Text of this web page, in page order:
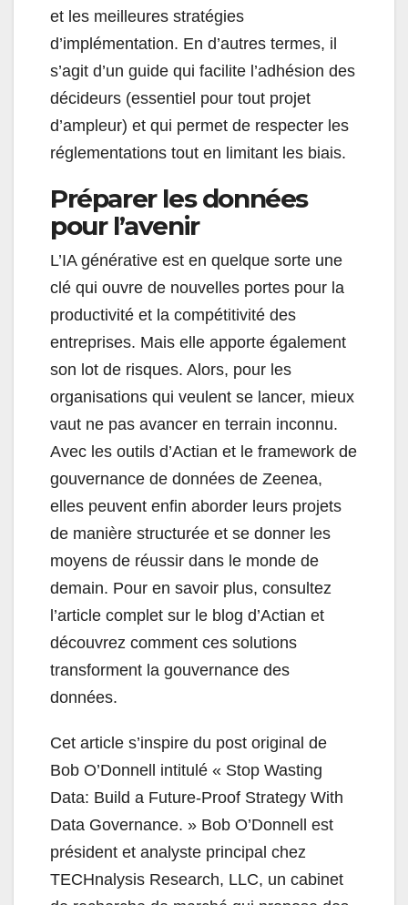
et les meilleures stratégies
d’implémentation. En d’autres termes, il
s’agit d’un guide qui facilite l’adhésion des
décideurs (essentiel pour tout projet
d’ampleur) et qui permet de respecter les
réglementations tout en limitant les biais.
Préparer les données
pour l’avenir
L’IA générative est en quelque sorte une
clé qui ouvre de nouvelles portes pour la
productivité et la compétitivité des
entreprises. Mais elle apporte également
son lot de risques. Alors, pour les
organisations qui veulent se lancer, mieux
vaut ne pas avancer en terrain inconnu.
Avec les outils d’Actian et le framework de
gouvernance de données de Zeenea,
elles peuvent enfin aborder leurs projets
de manière structurée et se donner les
moyens de réussir dans le monde de
demain. Pour en savoir plus, consultez
l’article complet sur le blog d’Actian et
découvrez comment ces solutions
transforment la gouvernance des
données.
Cet article s’inspire du post original de
Bob O’Donnell intitulé « Stop Wasting
Data: Build a Future-Proof Strategy With
Data Governance. » Bob O’Donnell est
président et analyste principal chez
TECHnalysis Research, LLC, un cabinet